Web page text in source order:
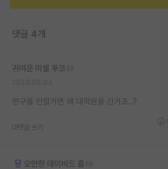
반도체/AI 게시판
장학금/장학생 게시판
커리어
유학교육
댓글 4개
귀여운 미셸 푸코
연구를 안할거면 왜 대학원을 간거죠..?
대댓글 쓰기
오만한 데이비드 흄